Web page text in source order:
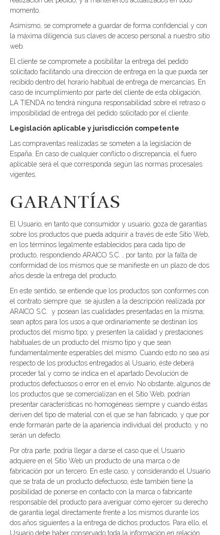
momento.
Asimismo, se compromete a guardar de forma confidencial y con
la máxima diligencia sus claves de acceso personal a nuestro sitio
web.
El cliente se compromete a posibilitar la entrega del pedido
solicitado facilitando una dirección de entrega en la que pueda ser
recibido dentro del horario habitual de entrega de mercancías. En
caso de incumplimiento por parte del cliente de esta obligación,
LA TIENDA no tendrá ninguna responsabilidad sobre el retraso o
imposibilidad de entrega del pedido solicitado por el cliente.
Legislación aplicable y jurisdicción competente
Las compraventas realizadas se someten a la legislación de
España. En caso de cualquier conflicto o discrepancia, el fuero
aplicable será el que corresponda según las normas procesales
vigentes.
GARANTÍAS
El Usuario, en tanto que consumidor y usuario, goza de garantías
sobre los productos que pueda adquirir a través de este Sitio Web,
en los términos legalmente establecidos para cada tipo de
producto, respondiendo ARAICO S.C. , por tanto, por la falta de
conformidad de los mismos que se manifieste en un plazo de dos
años desde la entrega del producto.
En este sentido, se entiende que los productos son conformes con
el contrato siempre que: se ajusten a la descripción realizada por
ARAICO S.C. y posean las cualidades presentadas en la misma;
sean aptos para los usos a que ordinariamente se destinan los
productos del mismo tipo; y presenten la calidad y prestaciones
habituales de un producto del mismo tipo y que sean
fundamentalmente esperables del mismo. Cuando esto no sea así
respecto de los productos entregados al Usuario, éste deberá
proceder tal y como se indica en el apartado Devolución de
productos defectuosos o error en el envío. No obstante, algunos de
los productos que se comercializan en el Sitio Web, podrían
presentar características no homogéneas siempre y cuando éstas
deriven del tipo de material con el que se han fabricado, y que por
ende formarán parte de la apariencia individual del producto, y no
serán un defecto.
Por otra parte, podría llegar a darse el caso que el Usuario
adquiere en el Sitio Web un producto de una marca o de
fabricación por un tercero. En este caso, y considerando el Usuario
que se trata de un producto defectuoso, éste también tiene la
posibilidad de ponerse en contacto con la marca o fabricante
responsable del producto para averiguar cómo ejercer su derecho
de garantía legal directamente frente a los mismos durante los
dos años siguientes a la entrega de dichos productos. Para ello, el
Usuario debe haber conservado toda la información en relación